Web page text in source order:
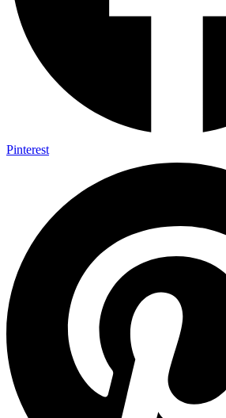
Pinterest